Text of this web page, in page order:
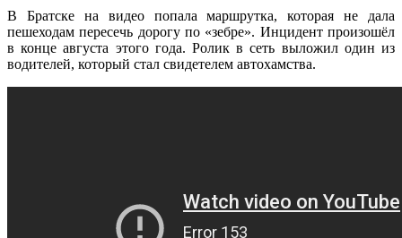
В Братске на видео попала маршрутка, которая не дала
пешеходам пересечь дорогу по «зебре». Инцидент произошёл
в конце августа этого года. Ролик в сеть выложил один из
водителей, который стал свидетелем автохамства.